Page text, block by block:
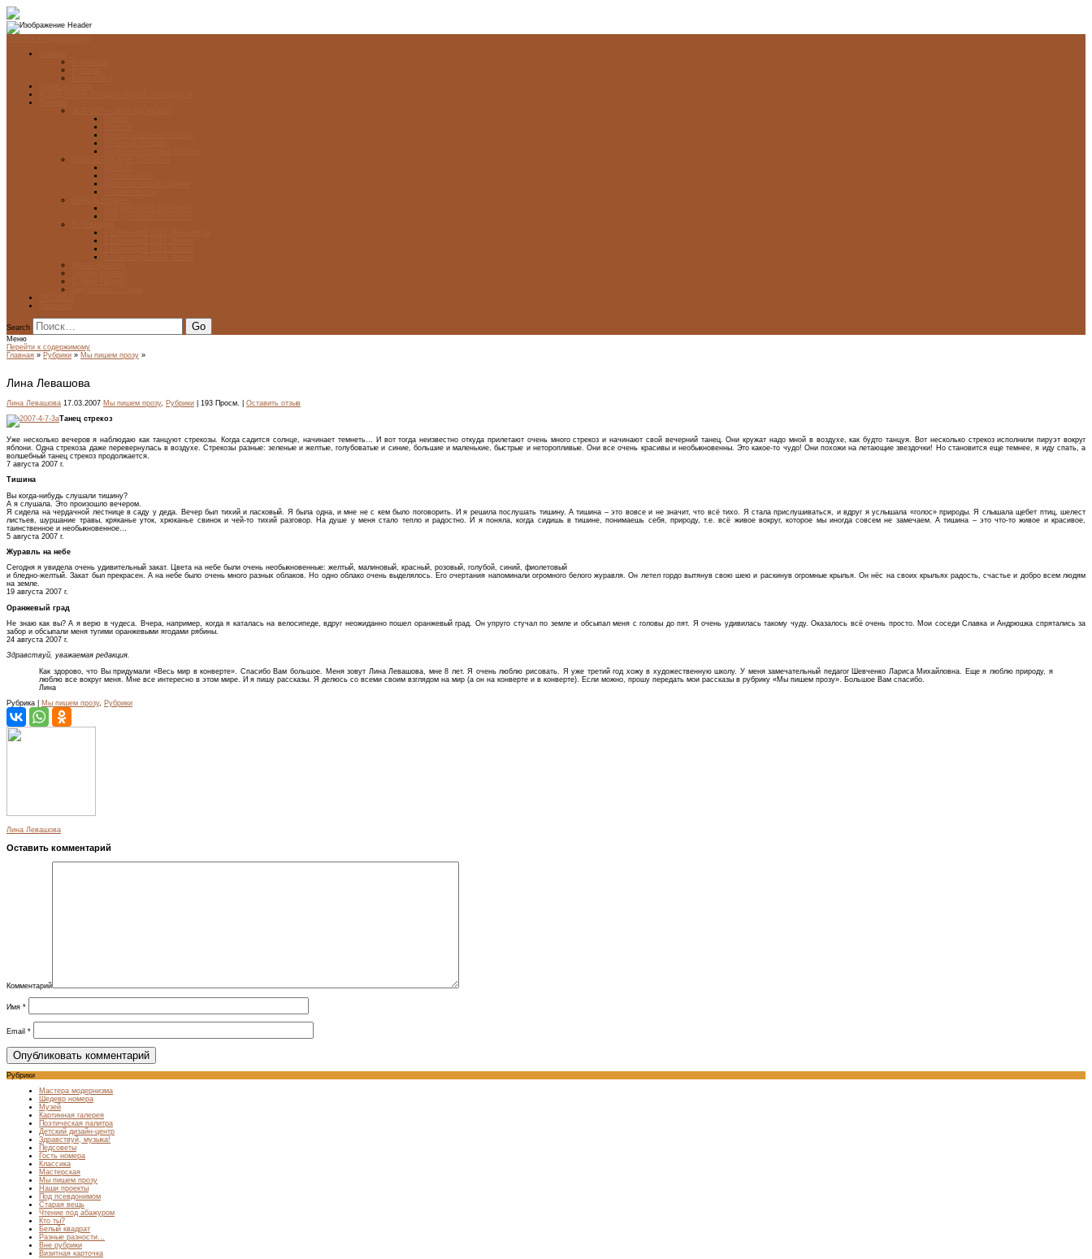
Search
Меню
Перейти к содержимому
Главная » Рубрики » Мы пишем прозу »
Лина Левашова
Лина Левашова 17.03.2007 Мы пишем прозу, Рубрики | 193 Просм. | Оставить отзыв
Танец стрекоз
Уже несколько вечеров я наблюдаю как танцуют стрекозы. Когда садится солнце, начинает темнеть… И вот тогда неизвестно откуда прилетают очень много стрекоз и начинают свой вечерний танец. Они кружат надо мной в воздухе, как будто танцуя. Вот несколько стрекоз исполнили пируэт вокруг
яблони. Одна стрекоза даже перевернулась в воздухе. Стрекозы разные: зеленые и желтые, голубоватые и синие, большие и маленькие, быстрые и неторопливые. Они все очень красивы и необыкновенны. Это какое-то чудо! Они похожи на летающие звездочки! Но становится еще темнее, я иду спать, а
волшебный танец стрекоз продолжается.
7 августа 2007 г.
Тишина
Вы когда-нибудь слушали тишину?
А я слушала. Это произошло вечером.
Я сидела на чердачной лестнице в саду у деда. Вечер был тихий и ласковый. Я была одна, и мне не с кем было поговорить. И я решила послушать тишину. А тишина – это вовсе и не значит, что всё тихо. Я стала прислушиваться, и вдруг я услышала «голос» природы. Я слышала щебет птиц, шелест
листьев, шуршание травы, кряканье уток, хрюканье свинок и чей-то тихий разговор. На душе у меня стало тепло и радостно. И я поняла, когда сидишь в тишине, понимаешь себя, природу, т.е. всё живое вокруг, которое мы иногда совсем не замечаем. А тишина – это что-то живое и красивое,
таинственное и необыкновенное…
5 августа 2007 г.
Журавль на небе
Сегодня я увидела очень удивительный закат. Цвета на небе были очень необыкновенные: желтый, малиновый, красный, розовый, голубой, синий, фиолетовый
и бледно-желтый. Закат был прекрасен. А на небе было очень много разных облаков. Но одно облако очень выделялось. Его очертания напоминали огромного белого журавля. Он летел гордо вытянув свою шею и раскинув огромные крылья. Он нёс на своих крыльях радость, счастье и добро всем людям
на земле.
19 августа 2007 г.
Оранжевый град
Не знаю как вы? А я верю в чудеса. Вчера, например, когда я каталась на велосипеде, вдруг неожиданно пошел оранжевый град. Он упруго стучал по земле и обсыпал меня с головы до пят. Я очень удивилась такому чуду. Оказалось всё очень просто. Мои соседи Славка и Андрюшка спрятались за
забор и обсыпали меня тугими оранжевыми ягодами рябины.
24 августа 2007 г.
Здравствуй, уважаемая редакция.
Как здорово, что Вы придумали «Весь мир в конверте». Спасибо Вам большое. Меня зовут Лина Левашова, мне 8 лет. Я очень люблю рисовать. Я уже третий год хожу в художественную школу. У меня замечательный педагог Шевченко Лариса Михайловна. Еще я люблю природу, я
люблю все вокруг меня. Мне все интересно в этом мире. И я пишу рассказы. Я делюсь со всеми своим взглядом на мир (а он на конверте и в конверте). Если можно, прошу передать мои рассказы в рубрику «Мы пишем прозу». Большое Вам спасибо.
Лина
Рубрика | Мы пишем прозу, Рубрики
Лина Левашова
Оставить комментарий
Комментарий
Имя *
Email *
Рубрики
Мастера модернизма
Шедевр номера
Музей
Картинная галерея
Поэтическая палитра
Детский дизайн-центр
Здравствуй, музыка!
Педсоветы
Гость номера
Классика
Мастерская
Мы пишем прозу
Наши проекты
Под псевдонимом
Старая вещь
Чтение под абажуром
Кто ты?
Белый квадрат
Разные разности…
Вне рубрики
Визитная карточка